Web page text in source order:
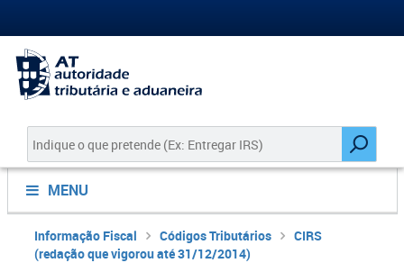
MENU
Informação Fiscal Códigos Tributários
CIRS
(redação que vigorou até 31/12/2014)